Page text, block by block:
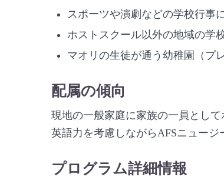
スポーツや演劇などの学校行事
ホストスクール以外の地域の学
マオリの生徒が通う幼稚園（プ
配属の傾向
現地の一般家庭に家族の一員とし
英語力を考慮しながらAFSニュージ
プログラム詳細情報